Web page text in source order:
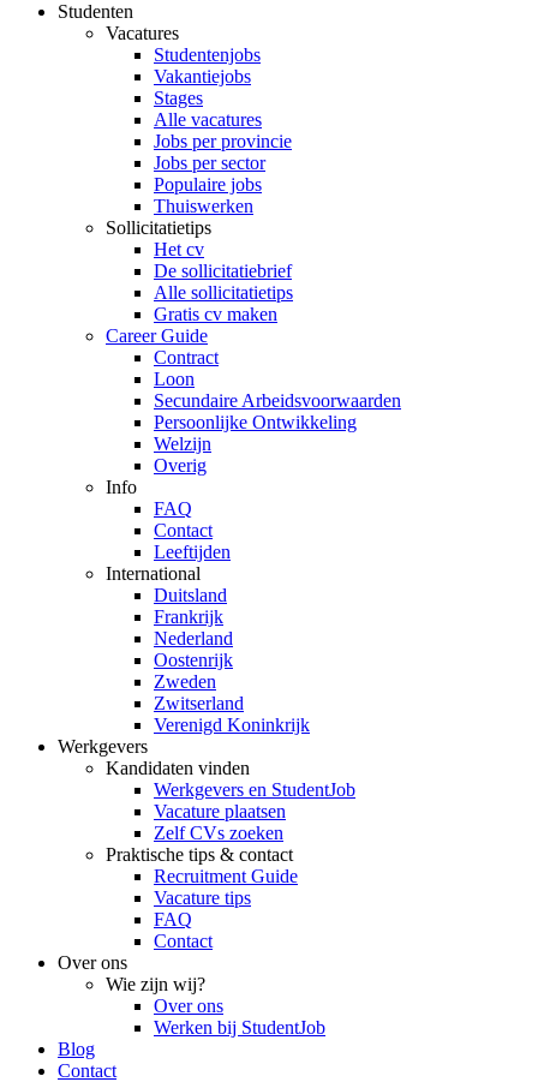
Studenten
Vacatures
Studentenjobs
Vakantiejobs
Stages
Alle vacatures
Jobs per provincie
Jobs per sector
Populaire jobs
Thuiswerken
Sollicitatietips
Het cv
De sollicitatiebrief
Alle sollicitatietips
Gratis cv maken
Career Guide
Contract
Loon
Secundaire Arbeidsvoorwaarden
Persoonlijke Ontwikkeling
Welzijn
Overig
Info
FAQ
Contact
Leeftijden
International
Duitsland
Frankrijk
Nederland
Oostenrijk
Zweden
Zwitserland
Verenigd Koninkrijk
Werkgevers
Kandidaten vinden
Werkgevers en StudentJob
Vacature plaatsen
Zelf CVs zoeken
Praktische tips & contact
Recruitment Guide
Vacature tips
FAQ
Contact
Over ons
Wie zijn wij?
Over ons
Werken bij StudentJob
Blog
Contact